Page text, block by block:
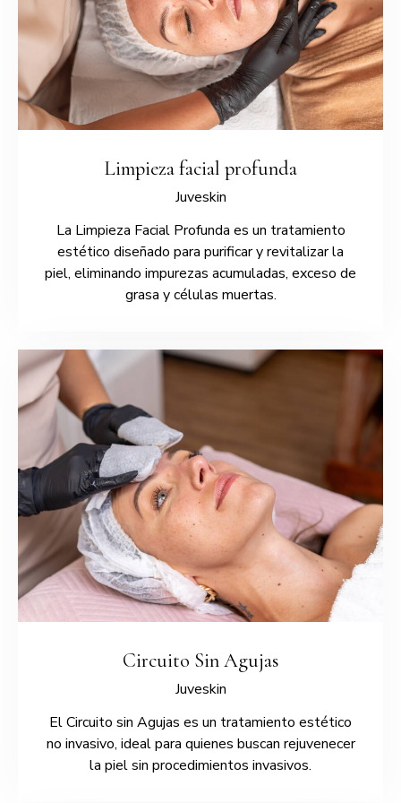
Limpieza facial profunda
Juveskin
La Limpieza Facial Profunda es un tratamiento
estético diseñado para purificar y revitalizar la
piel, eliminando impurezas acumuladas, exceso de
grasa y células muertas.
Circuito Sin Agujas
Juveskin
El Circuito sin Agujas es un tratamiento estético
no invasivo, ideal para quienes buscan rejuvenecer
la piel sin procedimientos invasivos.